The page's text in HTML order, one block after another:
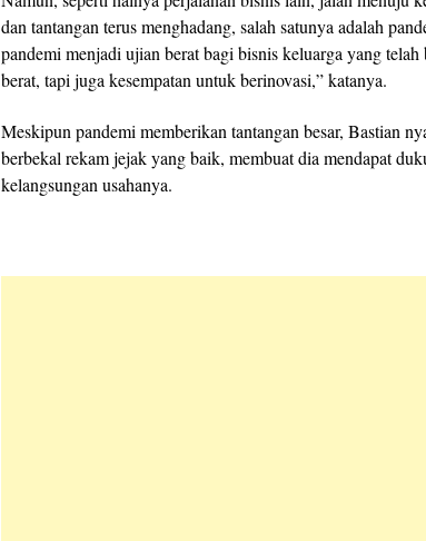
dan tantangan terus menghadang, salah satunya adalah
pandemi menjadi ujian berat bagi bisnis keluarga yang
berat, tapi juga kesempatan untuk berinovasi,” katanya.
Meskipun pandemi memberikan tantangan besar, Bastian
berbekal rekam jejak yang baik, membuat dia mendapat
kelangsungan usahanya.